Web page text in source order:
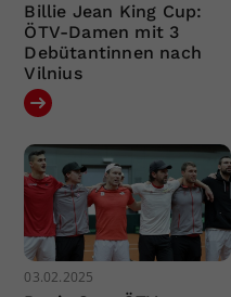
Billie Jean King Cup:
ÖTV-Damen mit 3
Debütantinnen nach
Vilnius
03.02.2025